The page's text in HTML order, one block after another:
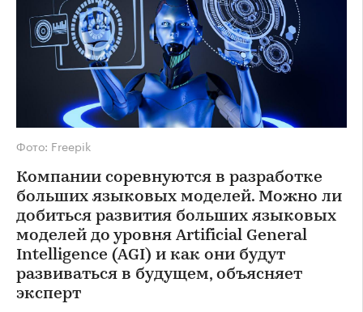
Фото: Freepik
Компании соревнуются в разработке
больших языковых моделей. Можно ли
добиться развития больших языковых
моделей до уровня Artificial General
Intelligence (AGI) и как они будут
развиваться в будущем, объясняет
эксперт